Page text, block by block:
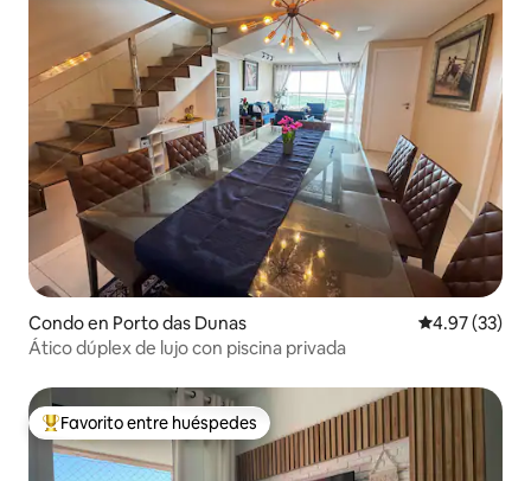
Condo en Porto das Dunas Calificación
4.97 (33)
Ático dúplex de lujo con piscina privada
Favorito entre huéspedes preferido
Favorito entre huéspedes